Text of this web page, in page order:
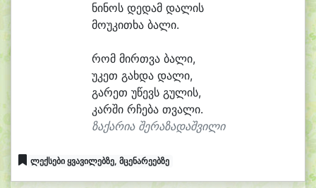
ნინოს დედამ დალის
მოუკითხა ბალი.
რომ მირთვა ბალი,
უკეთ გახდა დალი,
გარეთ უწევს გულის,
კარში რჩება თვალი.
ზაქარია შერაზადაშვილი
ლექსები ყვავილებზე, მცენარეებზე